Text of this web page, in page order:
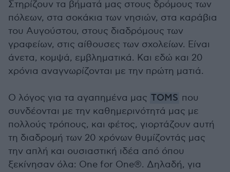
Στηρίζουν τα βήματά μας στους δρόμους των
πόλεων, στα σοκάκια των νησιών, στα καράβια
του Αυγούστου, στους διαδρόμους των
γραφείων, στις αίθουσες των σχολείων. Είναι
άνετα, κομψά, εμβληματικά. Και εδώ και 20
χρόνια αναγνωρίζονται με την πρώτη ματιά.
Ο λόγος για τα αγαπημένα μας TOMS που
συνδέονται με την καθημερινότητά μας με
πολλούς τρόπους, και φέτος, γιορτάζουν αυτή
τη διαδρομή των 20 χρόνων θυμίζοντάς μας
την απλή και ουσιαστική ιδέα από όπου
ξεκίνησαν όλα: One for One®. Δηλαδή, για